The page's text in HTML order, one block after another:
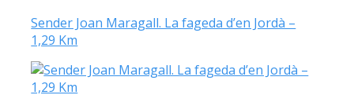
Sender Joan Maragall. La fageda d’en Jordà –
1,29 Km